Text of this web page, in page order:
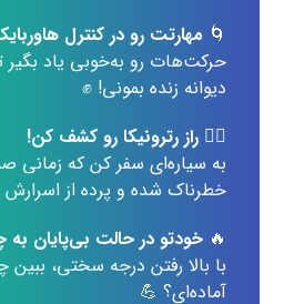
🌀 مهارتت رو در کنترل
حرکت‌هات رو به‌خوبی یاد بگیر
دیوانه زنده بمونی! ✊
🕵️‍♀️راز رترونیکا رو کشف کن!
به سیاره‌ای سفر کن که زمانی
خطرناک شده و پرده از اسرارش
🔥خودتو در حالت بی‌پایان
با بالا رفتن درجه سختی، ببین
آماده‌ای؟ 💪